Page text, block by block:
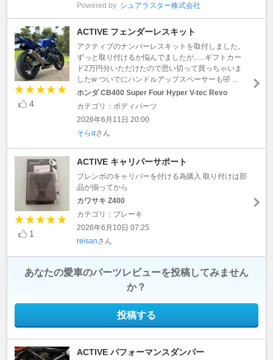
Powered by シュアラスター株式会社
4
ACTIVE フェンダーレスキット
アクティブのナンバーレスキットを取付しました。
ずっと取り付けるか悩んでましたが......ギフトカー
ド2万円分いただけたので思い切って買っちゃいま
したw ついでにハンドルアップスペーサーも🤣 ...
ホンダ CB400 Super Four Hyper V-tec Revo
カテゴリ：ボディパーツ
2026年6月11日 20:00
そらαさん
1
ACTIVE キャリパーサポート
ブレンボのキャリパーを付ける為購入 取り付けは部
品が揃ってから
カワサキ Z400
カテゴリ：ブレーキ
2026年6月10日 07:25
reisanさん
あなたの愛車のパーツレビューを投稿してみません
か？
投稿する
ACTIVE パフォーマンスダンパー